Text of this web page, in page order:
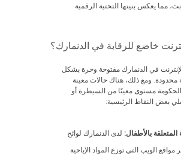
مما يعكس بنيتها التحتية الرقمية
خاضع للرقابة في الدنمارك؟
في الدنمارك مفتوحة وحرة بشكل
محدودة. ومع ذلك، هناك حالات معينة
مستوى معينًا من السيطرة أو
يلي بعض النقاط الرئيسية:
المتعلقة بالأطفال: لدى الدنمارك لوائح
الويب التي توزع المواد الإباحية